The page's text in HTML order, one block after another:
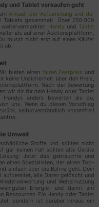
und Tablet verkaufen geht
Ankauf, der Aufbereitung und der
Tablets gesammelt. Über 250.000
HandyundTablet
als auf einer Auktionsplattform,
musst nicht erst auf einen Käufer
ab.
bieten einenfairen Festpreis und
keine Unsicherheit über den Preis,
Nach der Bewertung
wir dir für dein Handy oder Tablet
anders bewerten als du,
uns. Wenn du diesen Vorschlag
selbstverständlich kostenfrei!
Umwelt
Stoffe und sollten nicht
gar keinen Fall sollten alte Geräte
Jetzt das gebrauchte und
einen Spezialisten, der einen Top-
einfach über die Bühne geht. Dein
alle Daten gelöscht und
und Weiternutzung
Energie- und damit am
Ressourcen. Ein Handy oder Tablet
sondern ist darüber hinaus ein
House, Barrow Street,
Daten, die
Dienstes
des